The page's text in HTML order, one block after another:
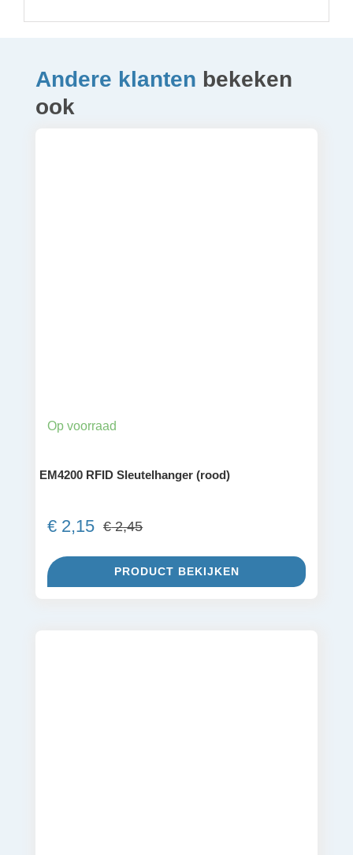
Andere klanten bekeken
ook
Op voorraad
EM4200 RFID Sleutelhanger (rood)
€2,45Oorspronkelijke
prijs
was:
€2,15
Huidige
prijs
is:
PRODUCT BEKIJKEN